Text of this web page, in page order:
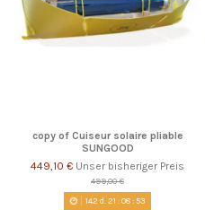
copy of Cuiseur solaire pliable
SUNGOOD
449,10 € Unser bisheriger Preis
499,00 €
142 d. 21 :08:52